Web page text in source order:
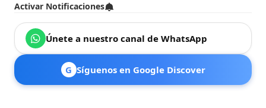
Activar Notificaciones
Únete a nuestro canal de WhatsApp
G Síguenos en Google Discover